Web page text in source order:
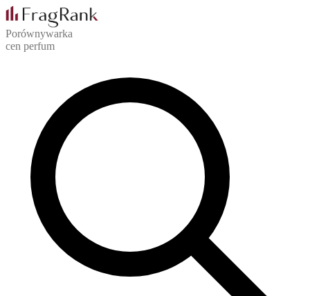
Porównywarka
cen perfum